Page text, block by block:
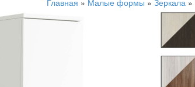
Главная » Малые формы » Зеркала »